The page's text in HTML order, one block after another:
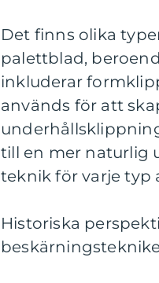
Det finns olika
palettblad,
inkluderar
används för att
till en mer naturlig
teknik för varje typ
Historiska